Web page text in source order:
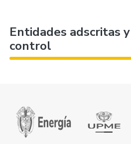
Entidades adscritas
control